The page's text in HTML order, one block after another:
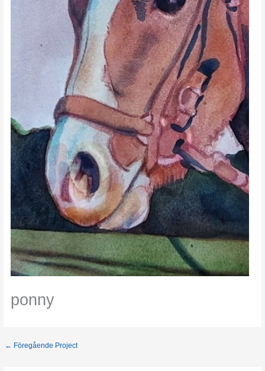
ponny
← Föregående Project